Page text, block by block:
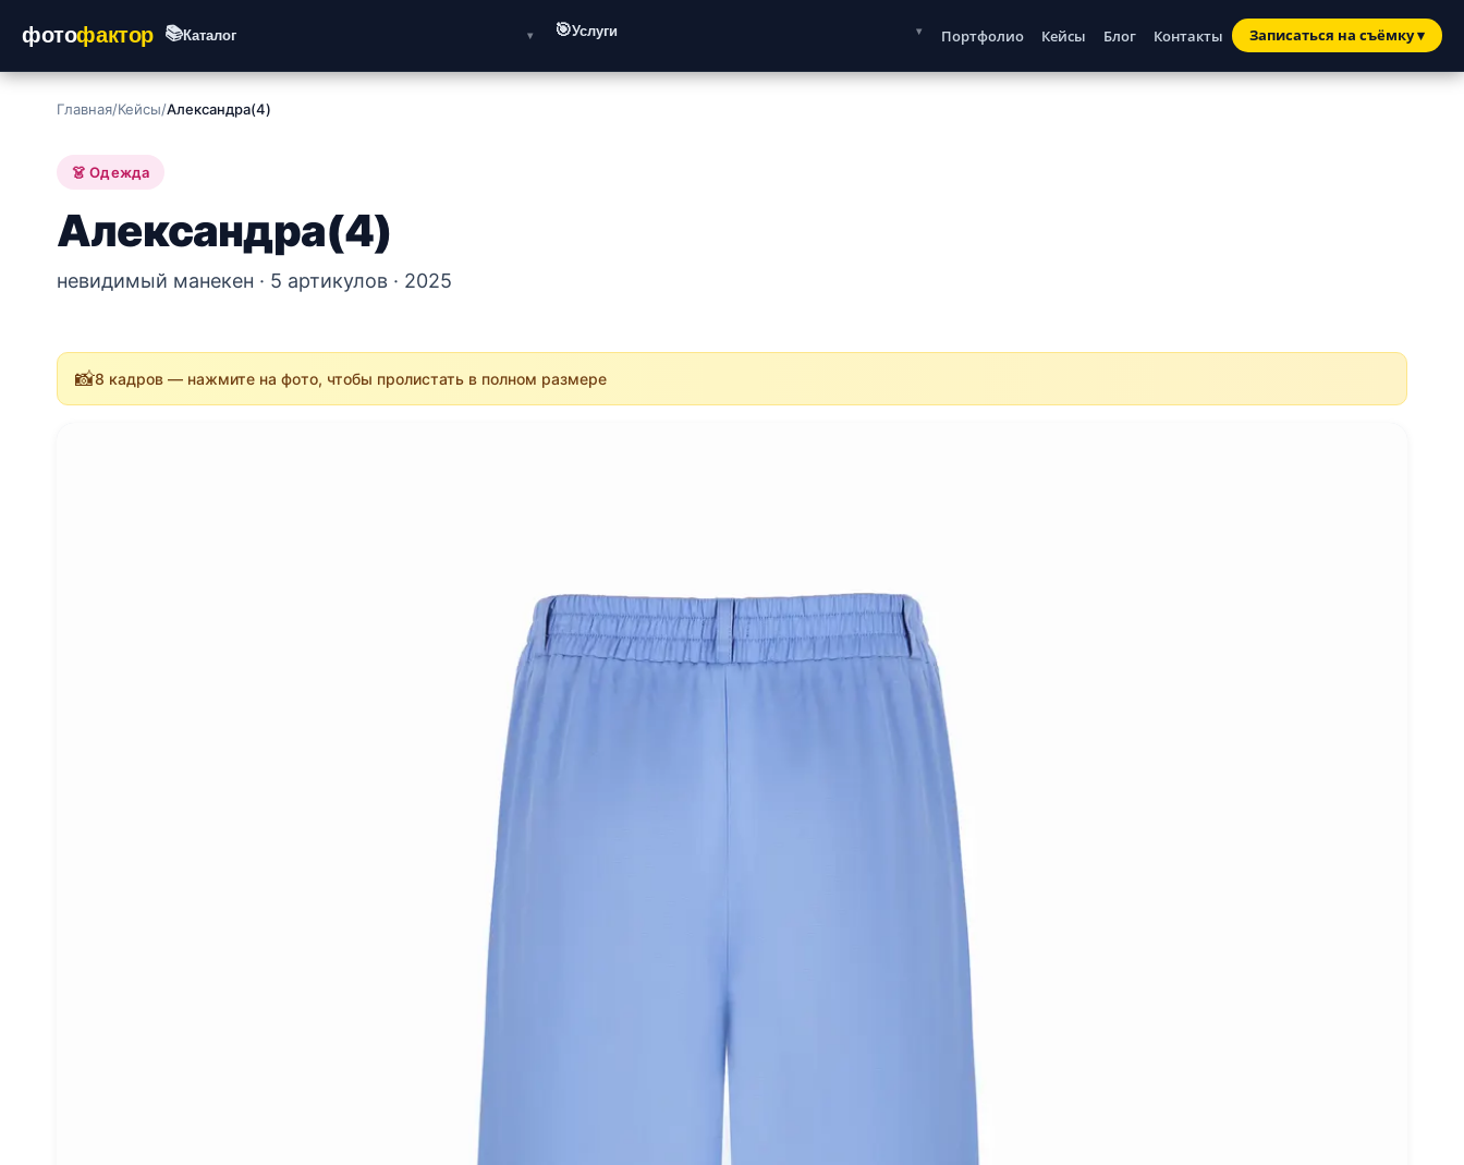
фотофактор 📚Каталог 🎯Услуги Портфолио Кейсы Блог Контакты Записаться на съёмку▾
Главная/Кейсы/Александра(4)
👗 Одежда
Александра(4)
невидимый манекен · 5 артикулов · 2025
📸8 кадров — нажмите на фото, чтобы пролистать в полном размере